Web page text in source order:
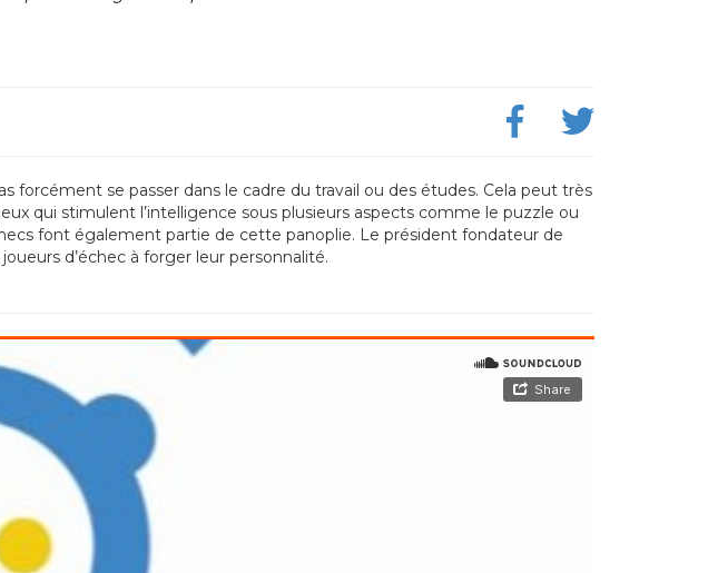
forcément se passer dans le cadre du travail ou des études. Cela peut très
qui stimulent l’intelligence sous plusieurs aspects comme le puzzle ou
font également partie de cette panoplie. Le président fondateur de
d’échec à forger leur personnalité.